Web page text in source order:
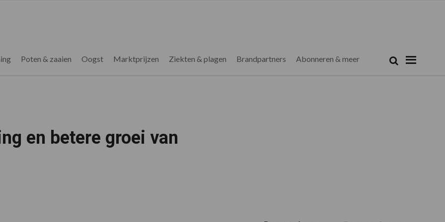
Poten & zaaien Oogst Marktprijzen Ziekten & plagen Brandpartners Abonneren & meer Zoek
en betere groei van